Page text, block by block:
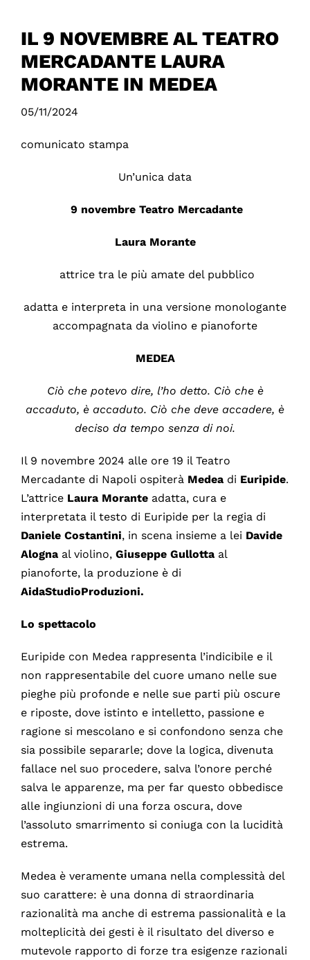
IL 9 NOVEMBRE AL TEATRO
MERCADANTE LAURA
MORANTE IN MEDEA
05/11/2024
comunicato stampa
Un’unica data
9 novembre Teatro Mercadante
Laura Morante
attrice tra le più amate del pubblico
adatta e interpreta in una versione monologante
accompagnata da violino e pianoforte
MEDEA
Ciò che potevo dire, l’ho detto. Ciò che è
accaduto, è accaduto. Ciò che deve accadere, è
deciso da tempo senza di noi.
Il 9 novembre 2024 alle ore 19 il Teatro
Mercadante di Napoli ospiterà Medeadi Euripide.
L’attrice Laura Moranteadatta, cura e
interpretata il testo di Euripide per la regia di
Daniele Costantini, in scena insieme a lei Davide
Alognaal violino, Giuseppe Gullottaal
pianoforte, la produzione è di
AidaStudioProduzioni.
Lo spettacolo
Euripide con Medea rappresenta l’indicibile e il
non rappresentabile del cuore umano nelle sue
pieghe più profonde e nelle sue parti più oscure
e riposte, dove istinto e intelletto, passione e
ragione si mescolano e si confondono senza che
sia possibile separarle; dove la logica, divenuta
fallace nel suo procedere, salva l’onore perché
salva le apparenze, ma per far questo obbedisce
alle ingiunzioni di una forza oscura, dove
l’assoluto smarrimento si coniuga con la lucidità
estrema.
Medea è veramente umana nella complessità del
suo carattere: è una donna di straordinaria
razionalità ma anche di estrema passionalità e la
molteplicità dei gesti è il risultato del diverso e
mutevole rapporto di forze tra esigenze razionali